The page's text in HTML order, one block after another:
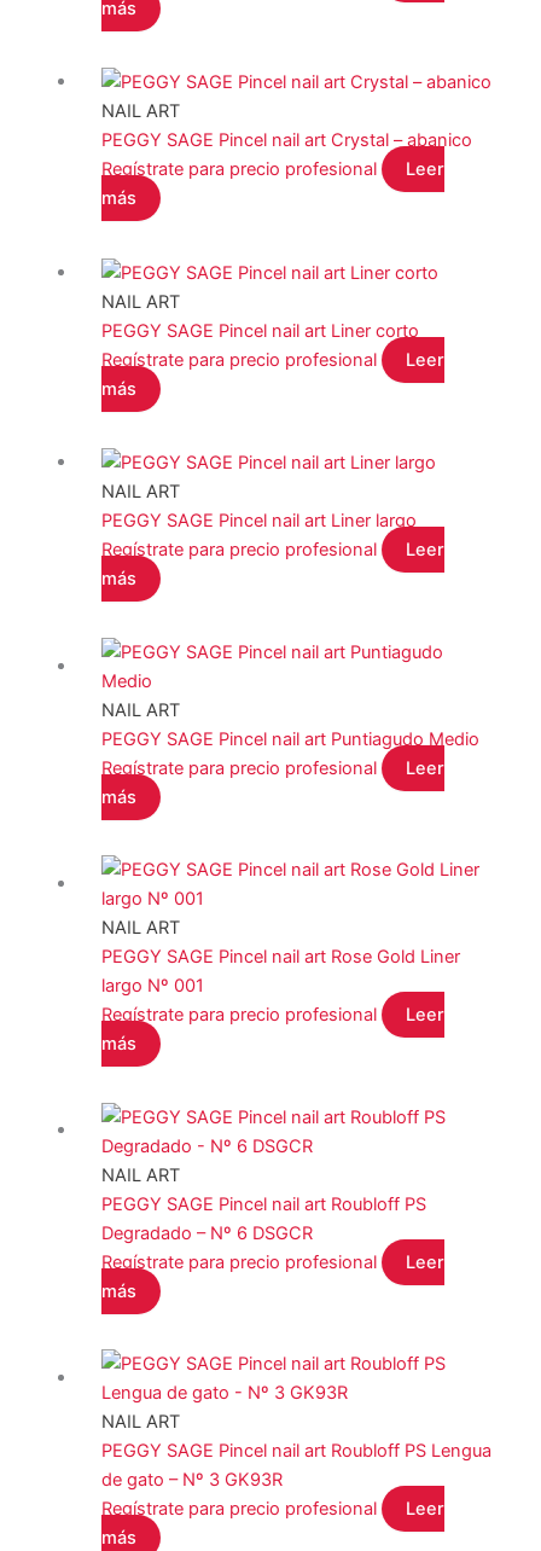
más
NAIL ART
PEGGY SAGE Pincel nail art Crystal – abanico
Regístrate para precio profesional
Leer
más
NAIL ART
PEGGY SAGE Pincel nail art Liner corto
Regístrate para precio profesional
Leer
más
NAIL ART
PEGGY SAGE Pincel nail art Liner largo
Regístrate para precio profesional
Leer
más
NAIL ART
PEGGY SAGE Pincel nail art Puntiagudo Medio
Regístrate para precio profesional
Leer
más
NAIL ART
PEGGY SAGE Pincel nail art Rose Gold Liner
largo Nº 001
Regístrate para precio profesional
Leer
más
NAIL ART
PEGGY SAGE Pincel nail art Roubloff PS
Degradado – Nº 6 DSGCR
Regístrate para precio profesional
Leer
más
NAIL ART
PEGGY SAGE Pincel nail art Roubloff PS Lengua
de gato – Nº 3 GK93R
Regístrate para precio profesional
Leer
más